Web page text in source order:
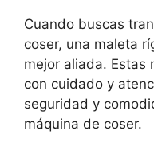
Cuando buscas
coser, una maleta
mejor aliada. Estas
con cuidado y
seguridad y
máquina de coser.